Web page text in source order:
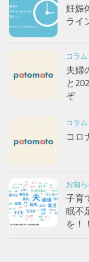
妊娠
ライ
コラム
夫婦
と
ぞ
コラム
コロ
お知
子育
眠不
を！！